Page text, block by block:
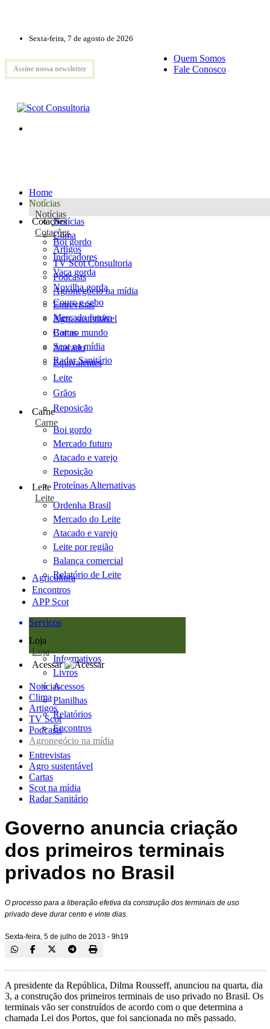
Sexta-feira, 7 de agosto de 2026
Assine nossa newsletter
Quem Somos
Fale Conosco
Home
Notícias
Notícias
Notícias
Clima
Artigos
TV Scot Consultoria
Podcasts
Agronegócio na mídia
Entrevistas
Agro sustentável
Cartas
Scot na mídia
Radar Sanitário
Cotações
Cotações
Boi gordo
Indicadores
Vaca gorda
Novilha gorda
Couro e sebo
Mercado futuro
Boi no mundo
Atacado
Equivalentes
Leite
Grãos
Reposição
Carne
Carne
Boi gordo
Mercado futuro
Atacado e varejo
Reposição
Proteínas Alternativas
Leite
Leite
Ordenha Brasil
Mercado do Leite
Atacado e varejo
Leite por região
Balança comercial
Relatório de Leite
Agricultura
Encontros
APP Scot
Serviços
Loja
Loja
Informativos
Livros
Acessos
Planilhas
Relatórios
Encontros
Acessar
Notícias
Clima
Artigos
TV Scot
Podcasts
Agronegócio na mídia
Entrevistas
Agro sustentável
Cartas
Scot na mídia
Radar Sanitário
Governo anuncia criação
dos primeiros terminais
privados no Brasil
O processo para a liberação efetiva da construção dos terminais de uso
privado deve durar cento e vinte dias.
Sexta-feira, 5 de julho de 2013 - 9h19
A presidente da República, Dilma Rousseff, anunciou na quarta, dia
3, a construção dos primeiros terminais de uso privado no Brasil. Os
terminais vão ser construídos de acordo com o que determina a
chamada Lei dos Portos, que foi sancionada no mês passado.